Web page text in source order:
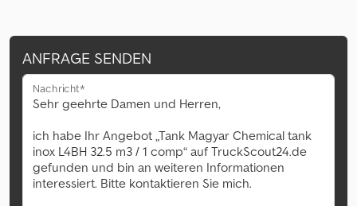
ANFRAGE SENDEN
Nachricht*